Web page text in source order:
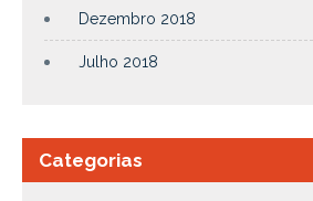
Dezembro 2018
Julho 2018
Categorias